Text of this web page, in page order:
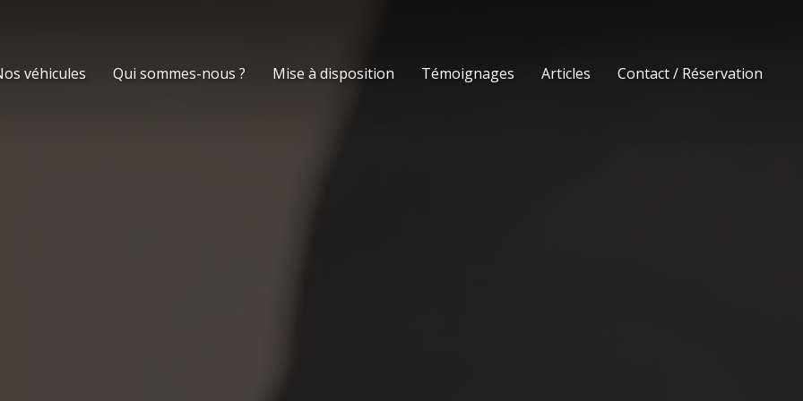
véhicules Qui sommes-nous ? Mise à disposition Témoignages Articles Contact / Réservation